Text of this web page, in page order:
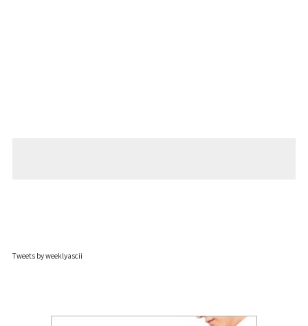
Tweets by weeklyascii